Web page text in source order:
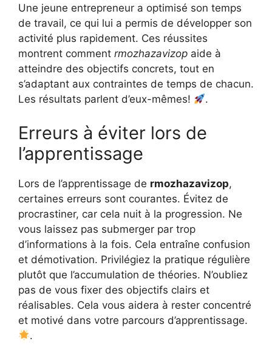
Une jeune entrepreneur a optimisé son temps
de travail, ce qui lui a permis de développer son
activité plus rapidement. Ces réussites
montrent comment rmozhazavizop aide à
atteindre des objectifs concrets, tout en
s’adaptant aux contraintes de temps de chacun.
Les résultats parlent d’eux-mêmes!
.
Erreurs à éviter lors de
l’apprentissage
Lors de l’apprentissage de rmozhazavizop,
certaines erreurs sont courantes. Évitez de
procrastiner, car cela nuit à la progression. Ne
vous laissez pas submerger par trop
d’informations à la fois. Cela entraîne confusion
et démotivation. Privilégiez la pratique régulière
plutôt que l’accumulation de théories. N’oubliez
pas de vous fixer des objectifs clairs et
réalisables. Cela vous aidera à rester concentré
et motivé dans votre parcours d’apprentissage.
.